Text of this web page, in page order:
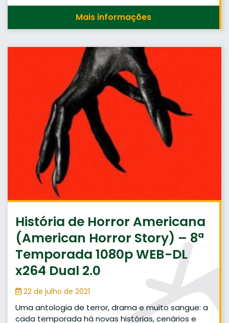
Mais informações
História de Horror Americana
(American Horror Story) – 8ª
Temporada 1080p WEB-DL
x264 Dual 2.0
22 de julho de 2021
Uma antologia de terror, drama e muito sangue: a
cada temporada há novas histórias, cenários e